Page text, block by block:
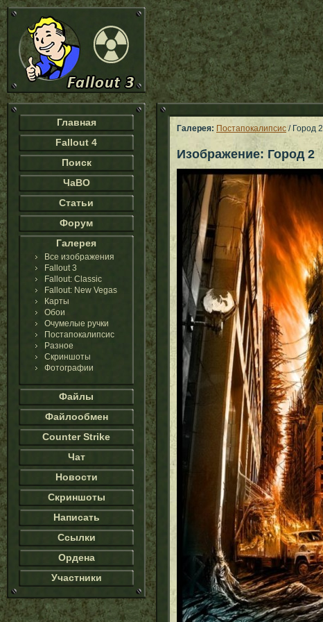
Главная
Fallout 4
Поиск
ЧаВО
Статьи
Форум
Галерея
Все изображения
Fallout 3
Fallout: Classic
Fallout: New Vegas
Карты
Обои
Очумелые ручки
Постапокалипсис
Разное
Скриншоты
Фотографии
Файлы
Файлообмен
Counter Strike
Чат
Новости
Скриншоты
Написать
Ссылки
Ордена
Участники
Галерея: Постапокалипсис / Город 2
Изображение: Город 2